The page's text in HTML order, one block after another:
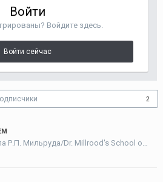
Войти
Войдите здесь.
Войти сейчас
2